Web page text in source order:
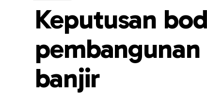
Keputusan
banjir